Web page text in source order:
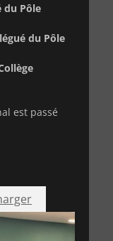
du Pôle
du Pôle
est passé